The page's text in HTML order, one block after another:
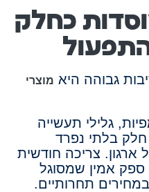
כחלק
גבוהה היא מוצרי
גלילי תעשייה
חלק בלתי נפרד
צריכה חודשית
אמין שמסוגל
תחרותיים.